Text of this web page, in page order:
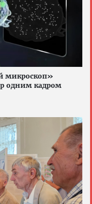
микроскоп»
одним кадром